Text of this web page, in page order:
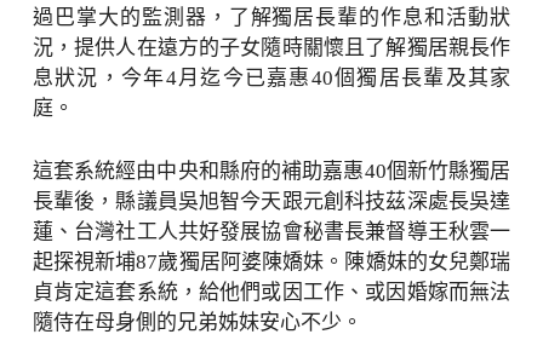
過巴掌大的監測器，了解獨居長輩的作息和活動狀
況，提供人在遠方的子女隨時關懷且了解獨居親長作
息狀況，今年4月迄今已嘉惠40個獨居長輩及其家
庭。
這套系統經由中央和縣府的補助嘉惠40個新竹縣獨居
長輩後，縣議員吳旭智今天跟元創科技茲深處長吳達
蓮、台灣社工人共好發展協會秘書長兼督導王秋雲一
起探視新埔87歲獨居阿婆陳嬌妹。陳嬌妹的女兒鄭瑞
貞肯定這套系統，給他們或因工作、或因婚嫁而無法
隨侍在母身側的兄弟姊妹安心不少。